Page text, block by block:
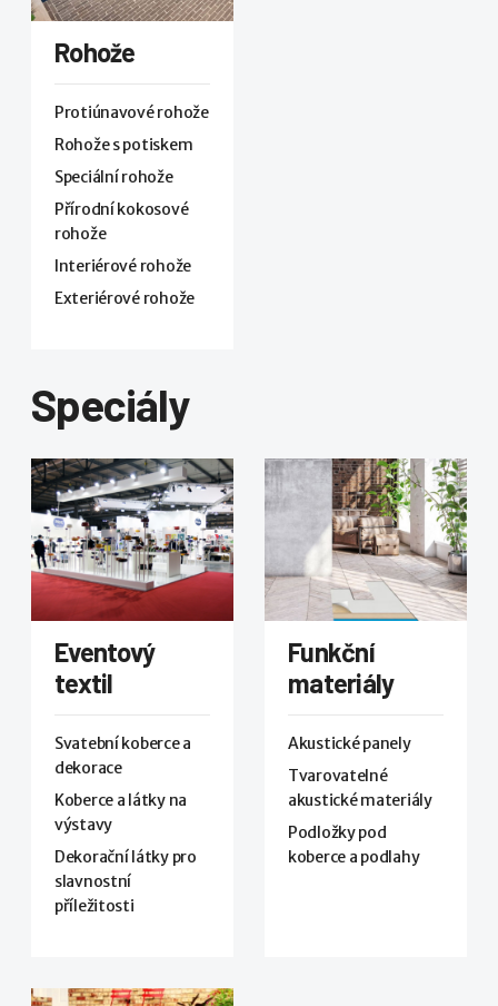
Rohože
Protiúnavové rohože
Rohože s potiskem
Speciální rohože
Přírodní kokosové
rohože
Interiérové rohože
Exteriérové rohože
Speciály
Eventový
textil
Svatební koberce a
dekorace
Koberce a látky na
výstavy
Dekorační látky pro
slavnostní
příležitosti
Funkční
materiály
Akustické panely
Tvarovatelné
akustické materiály
Podložky pod
koberce a podlahy